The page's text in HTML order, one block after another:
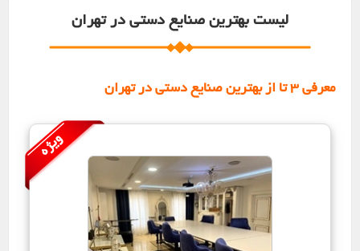
لیست بهترین صنایع دستی در تهران
معرفی 3 تا از بهترین صنایع دستی در تهران